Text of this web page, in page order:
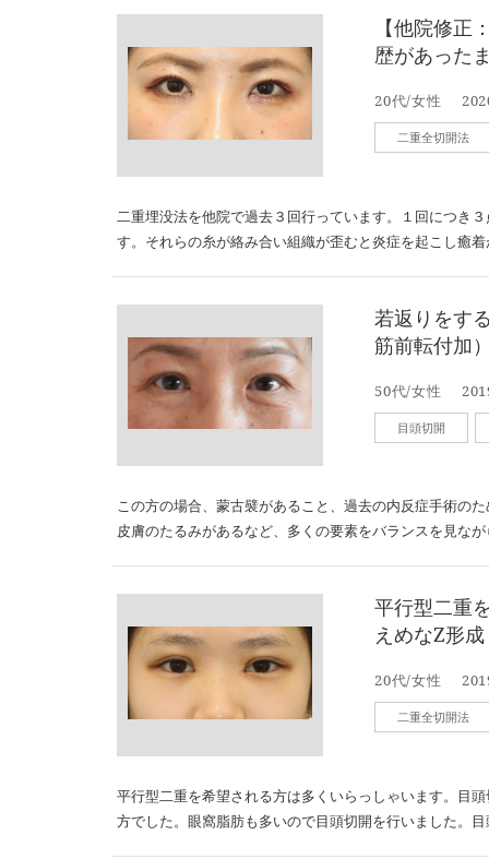
【他院修
歴があった
20代/女性
二重全切開法
二重埋没法を他院で過去３回行っています。１回につき
す。それらの糸が絡み合い組織が歪むと炎症を起こし癒
若返りをす
筋前転付加
50代/女性
目頭切開
この方の場合、蒙古襞があること、過去の内反症手術の
皮膚のたるみがあるなど、多くの要素をバランスを見な
平行型二重
えめなZ形成
20代/女性
二重全切開法
平行型二重を希望される方は多くいらっしゃいます。目
方でした。眼窩脂肪も多いので目頭切開を行いました。